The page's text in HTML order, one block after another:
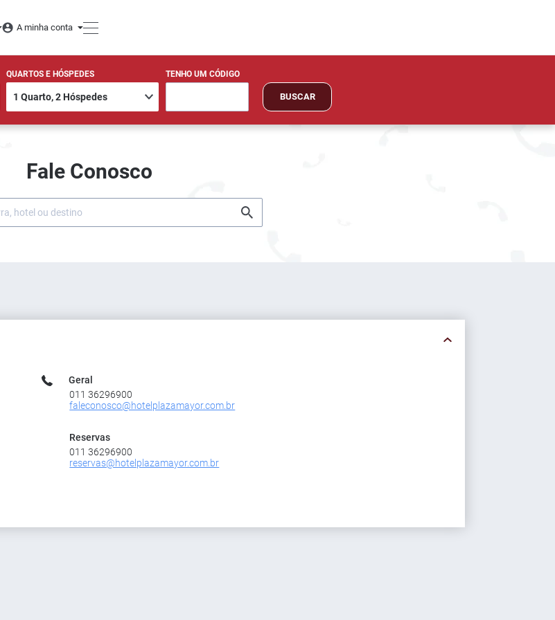
A minha conta
QUARTOS E HÓSPEDES TENHO UM CÓDIGO
BUSCAR
Fale Conosco
Geral
011 36296900
faleconosco@hotelplazamayor.com.br
Reservas
011 36296900
reservas@hotelplazamayor.com.br